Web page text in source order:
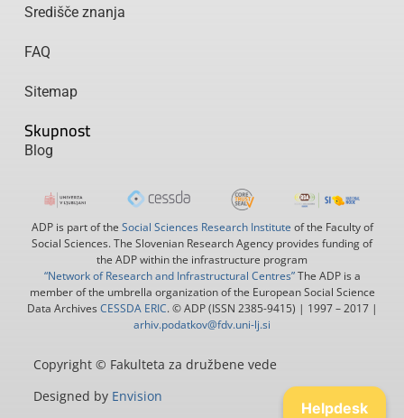
Helpdesk
Središče znanja
FAQ
Sitemap
Skupnost
Blog
Copyright © Fakulteta za družbene vede
Designed by Envision
ADP is part of the Social Sciences Research Institute of the Faculty of
Social Sciences. The Slovenian Research Agency provides funding of
the ADP within the infrastructure program
“Network of Research and Infrastructural Centres”The ADP is a
member of the umbrella organization of the European Social Science
Data Archives CESSDA ERIC. © ADP (ISSN 2385-9415) | 1997 – 2017 |
arhiv.podatkov@fdv.uni-lj.si